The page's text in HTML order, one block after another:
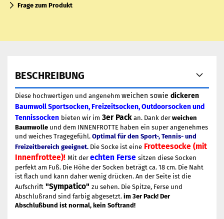
Frage zum Produkt
BESCHREIBUNG
Diese hochwertigen und angenehm weichen sowie dickeren
Baumwoll Sportsocken, Freizeitsocken, Outdoorsocken und
Tennissocken bieten wir im 3er Pack an. Dank der weichen
Baumwolle und dem INNENFROTTE haben ein super angenehmes
und weiches Tragegefühl. Optimal für den Sport-, Tennis- und
Freizeitbereich geeignet. Die Socke ist eine Frotteesocke (mit
Innenfrottee)! Mit der echten Ferse sitzen diese Socken
perfekt am Fuß. Die Höhe der Socken beträgt ca. 18 cm. Die Naht
ist flach und kann daher wenig drücken. An der Seite ist die
Aufschrift "Sympatico" zu sehen. Die Spitze, Ferse und
Abschlußrand sind farbig abgesetzt. im 3er Pack! Der
Abschlußbund ist normal, kein Softrand!